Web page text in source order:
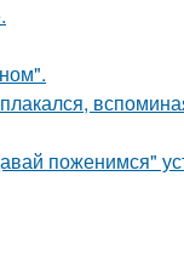
поженимся"